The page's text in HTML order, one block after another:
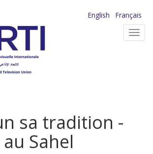
English
Français
sa tradition -
Sahel